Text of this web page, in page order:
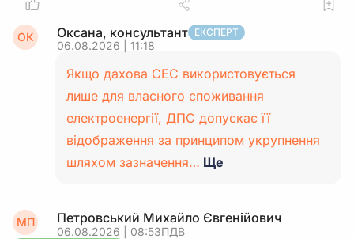
ОК Оксана, консультант ЕКСПЕРТ
06.08.2026 | 11:18
Якщо дахова СЕС використовується
лише для власного споживання
електроенергії, ДПС допускає її
відображення за принципом укрупнення
шляхом зазначення… Ще
МП Петровський Михайло Євгенійович
06.08.2026 | 08:53ПДВ